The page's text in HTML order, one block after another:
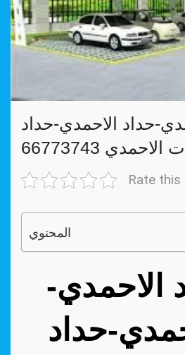
حداد الاحمدي-حداد
66773743
Rate
المحتوي
الاحمدي-
حداد